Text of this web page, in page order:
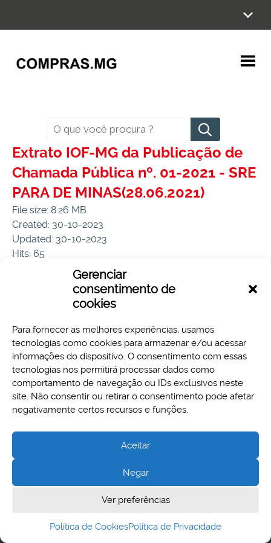
Gerenciar
consentimento de
cookies
Para fornecer as melhores experiências, usamos
tecnologias como cookies para armazenar e/ou acessar
informações do dispositivo. O consentimento com essas
tecnologias nos permitirá processar dados como
comportamento de navegação ou IDs exclusivos neste
site. Não consentir ou retirar o consentimento pode afetar
negativamente certos recursos e funções.
Aceitar
Negar
Ver preferências
Política de CookiesPolítica de Privacidade
Pesquisar
Extrato IOF-MG da Publicação de
Chamada Pública nº. 01-2021 - SRE
PARA DE MINAS(28.06.2021)
File size: 8.26 MB
Created: 30-10-2023
Updated: 30-10-2023
Hits: 65
Download Preview
Aspectos legais e responsabilidades
Política de Privacidade
Cidade Administrativa - Rodovia Papa João Paulo II, 3777 -
Serra Verde, Belo Horizonte, MG - CEP 31630-903